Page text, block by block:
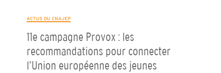
ACTUS DU CNAJEP
11e campagne Provox : les
recommandations pour connecter
l’Union européenne des jeunes